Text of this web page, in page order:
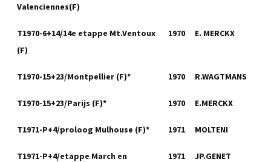
Valenciennes(F)
T1970-6+14/14e etappe Mt.Ventoux
(F)
1970 E. MERCKX
T1970-15+23/Montpellier (F)* 1970 R.WAGTMANS
T1970-15+23/Parijs (F)* 1970 E.MERCKX
T1971-P+4/proloog Mulhouse (F)* 1971 MOLTENI
T1971-P+4/etappe March en
1971 JP.GENET